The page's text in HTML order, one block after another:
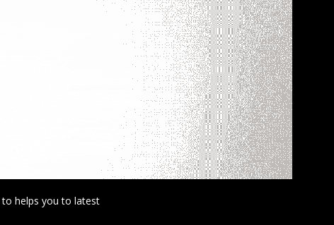
to helps you to latest